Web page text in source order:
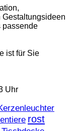
Gestaltungsideen
passende
ist für Sie
Uhr
rost